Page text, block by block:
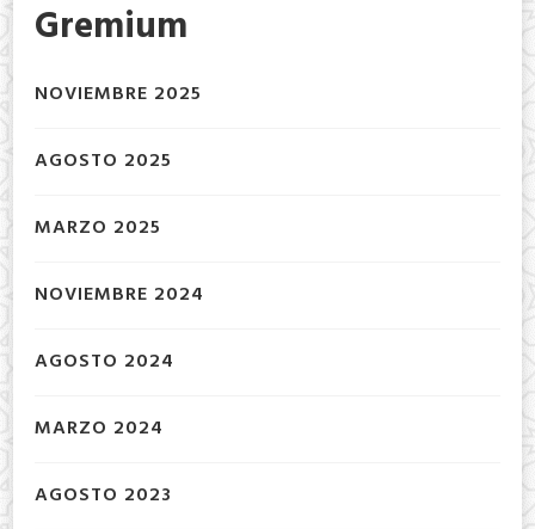
Gremium
NOVIEMBRE 2025
AGOSTO 2025
MARZO 2025
NOVIEMBRE 2024
AGOSTO 2024
MARZO 2024
AGOSTO 2023